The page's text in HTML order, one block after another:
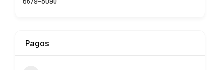
Pagos